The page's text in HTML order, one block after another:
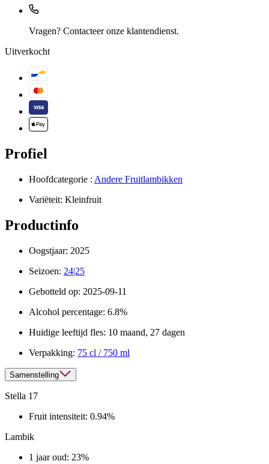
Vragen? Contacteer onze klantendienst.
Uitverkocht
Profiel
Hoofdcategorie : Andere Fruitlambikken
Variëteit: Kleinfruit
Productinfo
Oogstjaar: 2025
Seizoen: 24|25
Gebotteld op: 2025-09-11
Alcohol percentage: 6.8%
Huidige leeftijd fles: 10 maand, 27 dagen
Verpakking: 75 cl / 750 ml
Samenstelling
Stella 17
Fruit intensiteit: 0.94%
Lambik
1 jaar oud: 23%